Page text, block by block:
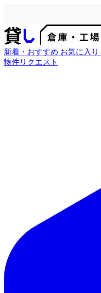
新着・おすすめ お気に入り
物件リクエスト